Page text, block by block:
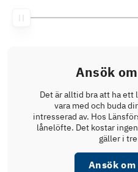
Ansök
Det är alltid bra att ha ett
vara med och buda
intresserad av. Hos
lånelöfte. Det kostar
gäller i
Ansök